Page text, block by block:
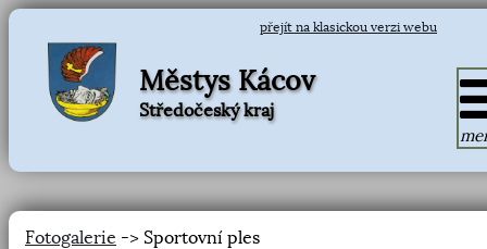
přejít na klasickou verzi webu
Městys Kácov
Středočeský kraj
Fotogalerie -> Sportovní ples